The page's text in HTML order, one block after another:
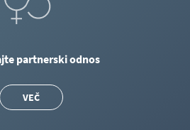
partnerski odnos
VEČ